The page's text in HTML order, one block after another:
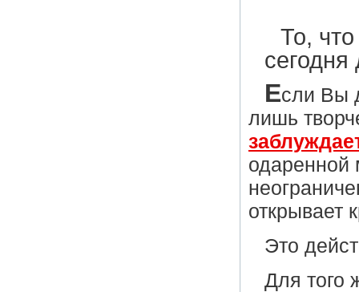
То,
сегодня
Если Вы
лишь
одаренной
открывает
Это
Для того